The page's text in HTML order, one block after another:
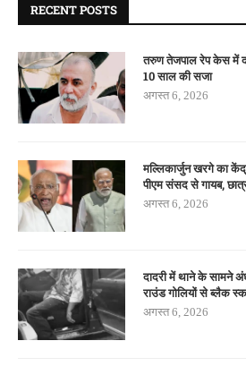
RECENT POSTS
तरुण तेजपाल रेप केस में
10 साल की सजा
अगस्त 6, 2026
मल्लिकार्जुन खरगे का
पीएम संसद से गायब,
अगस्त 6, 2026
दादरी में थाने के सामने
राउंड गोलियों से ब्लैक
अगस्त 6, 2026